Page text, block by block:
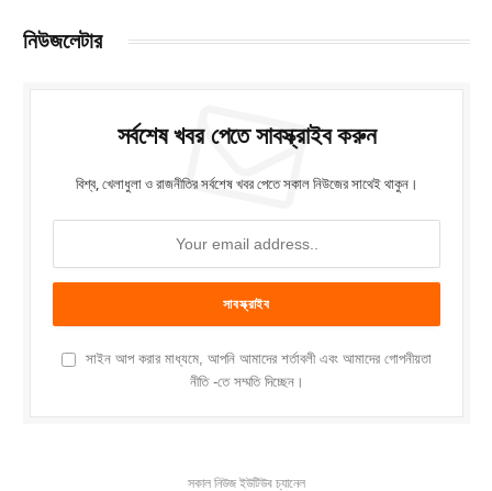
নিউজলেটার
সর্বশেষ খবর পেতে সাবস্ক্রাইব করুন
বিশ্ব, খেলাধুলা ও রাজনীতির সর্বশেষ খবর পেতে সকাল নিউজের সাথেই থাকুন।
সাইন আপ করার মাধ্যমে, আপনি আমাদের শর্তাবলী এবং আমাদের গোপনীয়তা
নীতি -তে সম্মতি দিচ্ছেন।
সকাল নিউজ ইউটিউব চ্যানেল